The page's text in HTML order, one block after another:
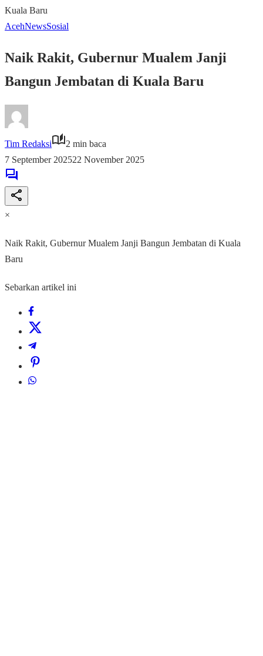
Kuala Baru
AcehNewsSosial
Naik Rakit, Gubernur Mualem Janji
Bangun Jembatan di Kuala Baru
Tim Redaksi
2 min baca
7 September 202522 November 2025
×
Naik Rakit, Gubernur Mualem Janji Bangun Jembatan di Kuala
Baru
Sebarkan artikel ini